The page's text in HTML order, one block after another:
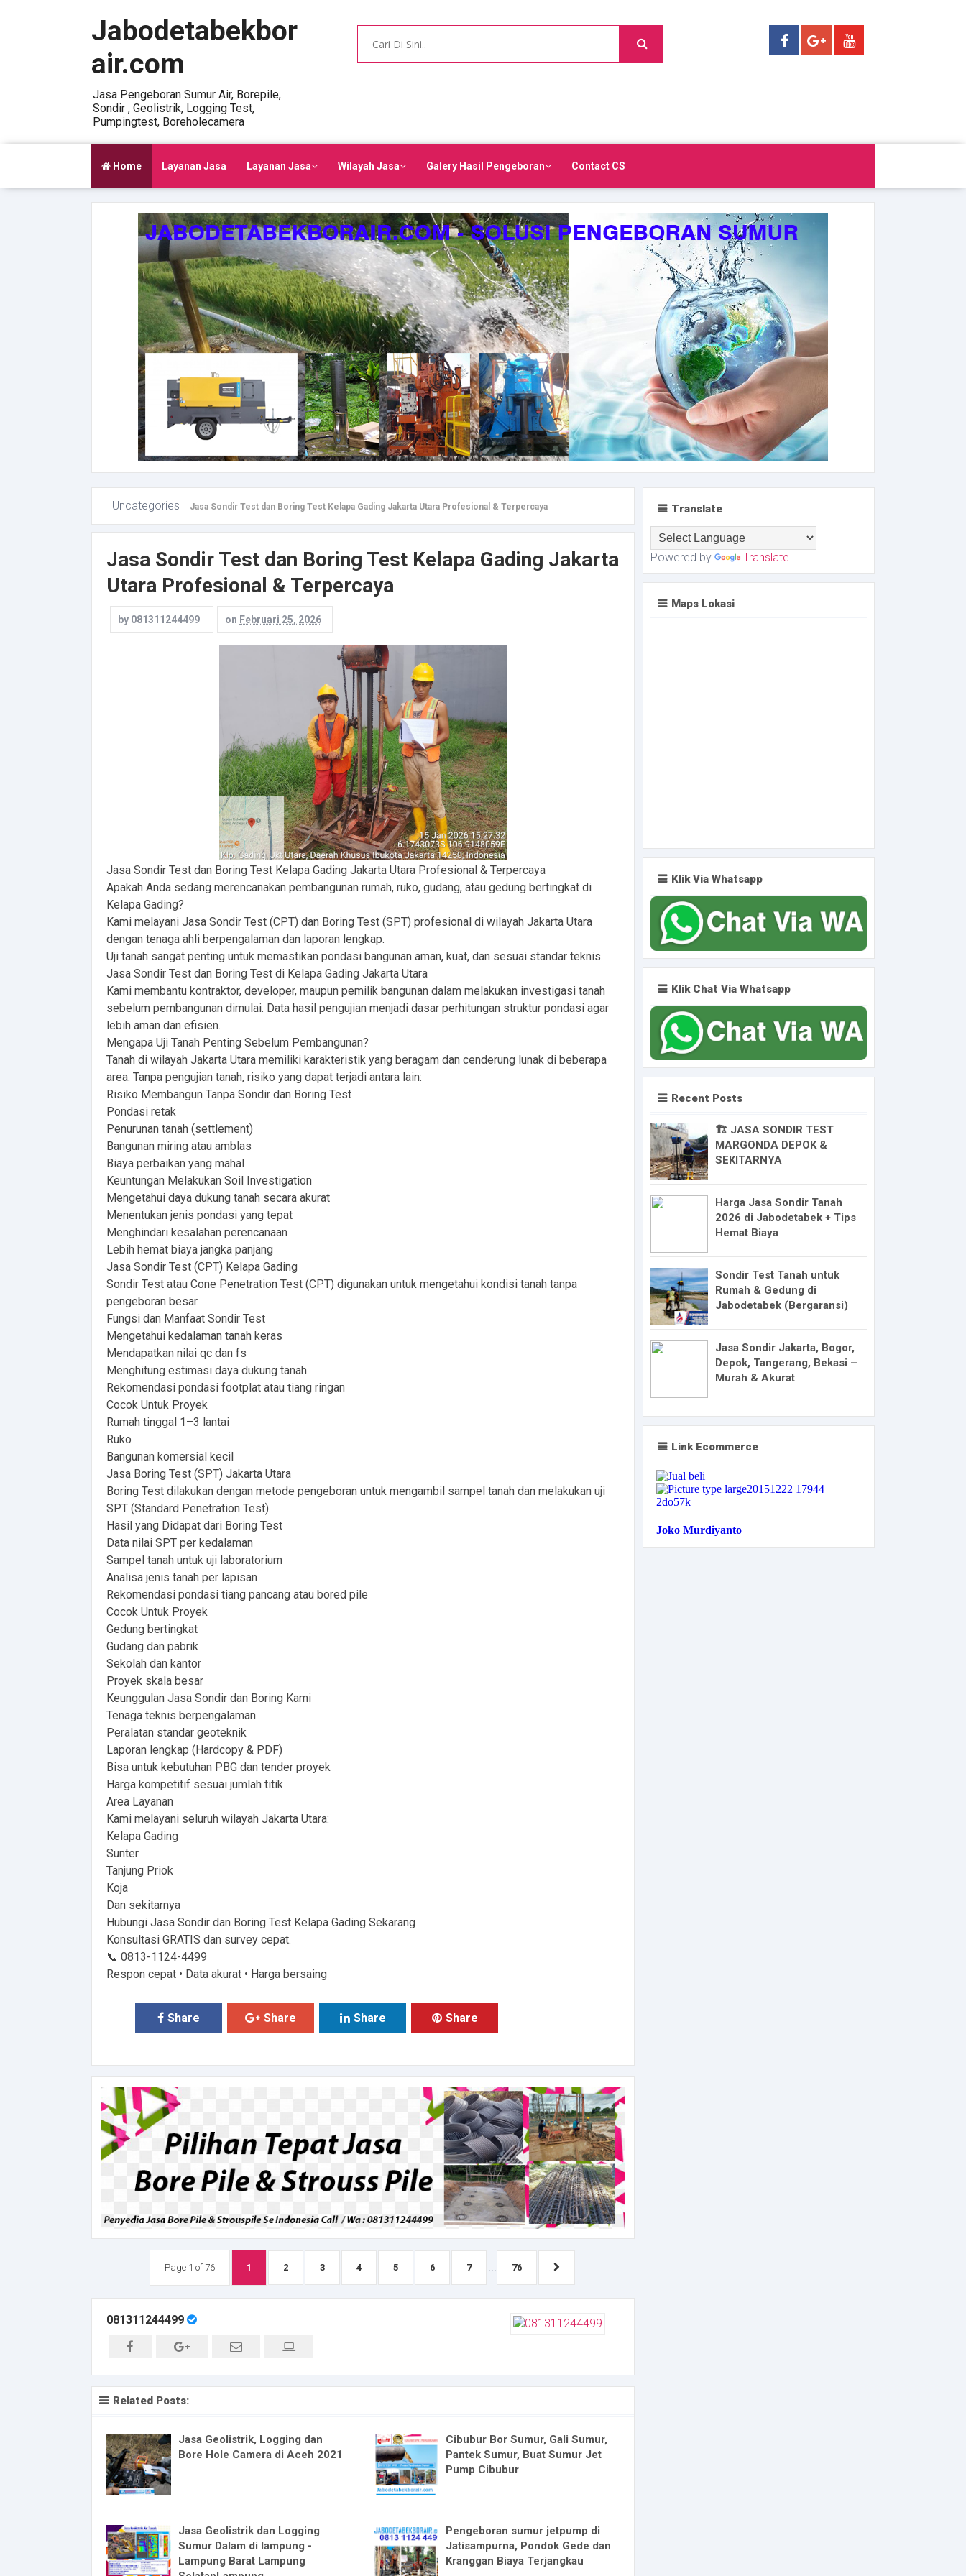
Jabodetabekbor
air.com
Jasa Pengeboran Sumur Air, Borepile,
Sondir , Geolistrik, Logging Test,
Pumpingtest, Boreholecamera
Home Layanan Jasa Layanan Jasa Wilayah Jasa Galery Hasil Pengeboran Contact CS
Uncategories Jasa Sondir Test dan Boring Test Kelapa Gading Jakarta Utara Profesional & Terpercaya
Jasa Sondir Test dan Boring Test Kelapa Gading Jakarta
Utara Profesional & Terpercaya
by 081311244499 on Februari 25, 2026
Jasa Sondir Test dan Boring Test Kelapa Gading Jakarta Utara Profesional & Terpercaya
Apakah Anda sedang merencanakan pembangunan rumah, ruko, gudang, atau gedung bertingkat di
Kelapa Gading?
Kami melayani Jasa Sondir Test (CPT) dan Boring Test (SPT) profesional di wilayah Jakarta Utara
dengan tenaga ahli berpengalaman dan laporan lengkap.
Uji tanah sangat penting untuk memastikan pondasi bangunan aman, kuat, dan sesuai standar teknis.
Jasa Sondir Test dan Boring Test di Kelapa Gading Jakarta Utara
Kami membantu kontraktor, developer, maupun pemilik bangunan dalam melakukan investigasi tanah
sebelum pembangunan dimulai. Data hasil pengujian menjadi dasar perhitungan struktur pondasi agar
lebih aman dan efisien.
Mengapa Uji Tanah Penting Sebelum Pembangunan?
Tanah di wilayah Jakarta Utara memiliki karakteristik yang beragam dan cenderung lunak di beberapa
area. Tanpa pengujian tanah, risiko yang dapat terjadi antara lain:
Risiko Membangun Tanpa Sondir dan Boring Test
Pondasi retak
Penurunan tanah (settlement)
Bangunan miring atau amblas
Biaya perbaikan yang mahal
Keuntungan Melakukan Soil Investigation
Mengetahui daya dukung tanah secara akurat
Menentukan jenis pondasi yang tepat
Menghindari kesalahan perencanaan
Lebih hemat biaya jangka panjang
Jasa Sondir Test (CPT) Kelapa Gading
Sondir Test atau Cone Penetration Test (CPT) digunakan untuk mengetahui kondisi tanah tanpa
pengeboran besar.
Fungsi dan Manfaat Sondir Test
Mengetahui kedalaman tanah keras
Mendapatkan nilai qc dan fs
Menghitung estimasi daya dukung tanah
Rekomendasi pondasi footplat atau tiang ringan
Cocok Untuk Proyek
Rumah tinggal 1–3 lantai
Ruko
Bangunan komersial kecil
Jasa Boring Test (SPT) Jakarta Utara
Boring Test dilakukan dengan metode pengeboran untuk mengambil sampel tanah dan melakukan uji
SPT (Standard Penetration Test).
Hasil yang Didapat dari Boring Test
Data nilai SPT per kedalaman
Sampel tanah untuk uji laboratorium
Analisa jenis tanah per lapisan
Rekomendasi pondasi tiang pancang atau bored pile
Cocok Untuk Proyek
Gedung bertingkat
Gudang dan pabrik
Sekolah dan kantor
Proyek skala besar
Keunggulan Jasa Sondir dan Boring Kami
Tenaga teknis berpengalaman
Peralatan standar geoteknik
Laporan lengkap (Hardcopy & PDF)
Bisa untuk kebutuhan PBG dan tender proyek
Harga kompetitif sesuai jumlah titik
Area Layanan
Kami melayani seluruh wilayah Jakarta Utara:
Kelapa Gading
Sunter
Tanjung Priok
Koja
Dan sekitarnya
Hubungi Jasa Sondir dan Boring Test Kelapa Gading Sekarang
Konsultasi GRATIS dan survey cepat.
📞 0813-1124-4499
Respon cepat • Data akurat • Harga bersaing
Share Share Share Share
Page 1 of 76 1 2 3 4 5 6 7 76
081311244499
Related Posts:
Jasa Geolistrik, Logging dan
Bore Hole Camera di Aceh 2021
Cibubur Bor Sumur, Gali Sumur,
Pantek Sumur, Buat Sumur Jet
Pump Cibubur
Jasa Geolistrik dan Logging
Sumur Dalam di lampung -
Lampung Barat Lampung
Pengeboran sumur jetpump di
Jatisampurna, Pondok Gede dan
Kranggan Biaya Terjangkau
Translate
Powered by Translate
Maps Lokasi
Klik Via Whatsapp
Klik Chat Via Whatsapp
Recent Posts
🏗️ JASA SONDIR TEST
MARGONDA DEPOK &
SEKITARNYA
Harga Jasa Sondir Tanah
2026 di Jabodetabek + Tips
Hemat Biaya
Sondir Test Tanah untuk
Rumah & Gedung di
Jabodetabek (Bergaransi)
Jasa Sondir Jakarta, Bogor,
Depok, Tangerang, Bekasi –
Murah & Akurat
Link Ecommerce